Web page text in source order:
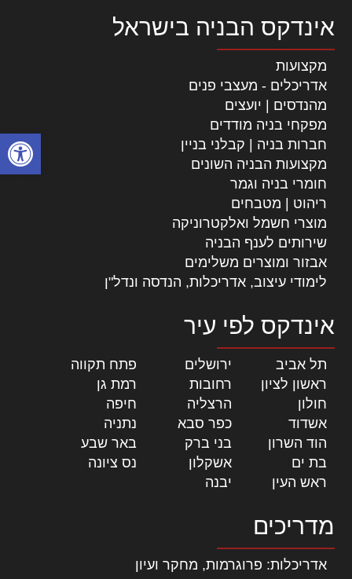
פתח
אינדקס הבניה בישראל
מקצועות
אדריכלים - מעצבי פנים
מהנדסים | יועצים
מפקחי בניה מודדים
חברות בניה | קבלני בניין
מקצועות הבניה השונים
חומרי בניה וגמר
ריהוט | מטבחים
מוצרי חשמל ואלקטרוניקה
שירותים לענף הבניה
אבזור ומוצרים משלימים
לימודי עיצוב, אדריכלות, הנדסה ונדל"ן
אינדקס לפי עיר
תל אביב ירושלים פתח תקווה
ראשון לציון
רחובות רמת גן
חולון
הרצליה חיפה
אשדוד
כפר סבא נתניה
הוד השרון
בני ברק באר שבע
בת ים
אשקלון נס ציונה
ראש העין
יבנה
מדריכים
אדריכלות: פרוגרמות, מחקר ועיון